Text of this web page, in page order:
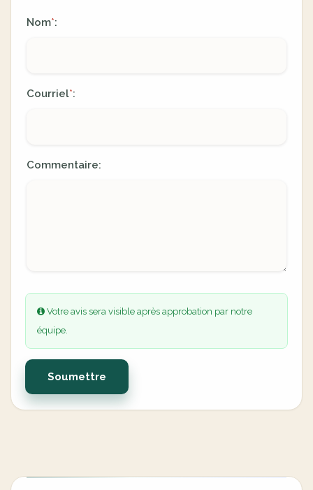
Nom*:
Courriel*:
Commentaire:
Votre avis sera visible après approbation par notre
équipe.
Soumettre